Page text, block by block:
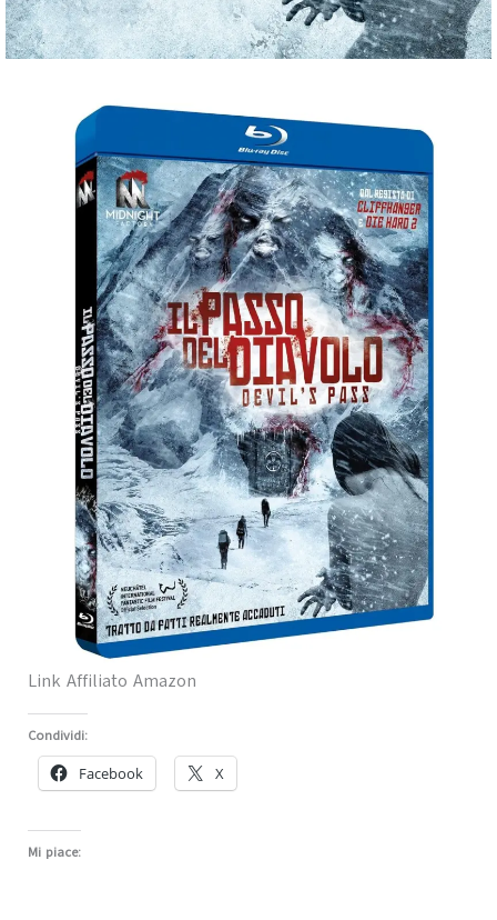
Link Affiliato Amazon
Condividi:
Facebook X
Mi piace: